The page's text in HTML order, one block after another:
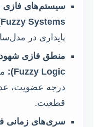
Fuzzy Systems):
پایداری در
Fuzzy Logic):
درجه عضویت،
قطعیت.
سری‌های زمانی